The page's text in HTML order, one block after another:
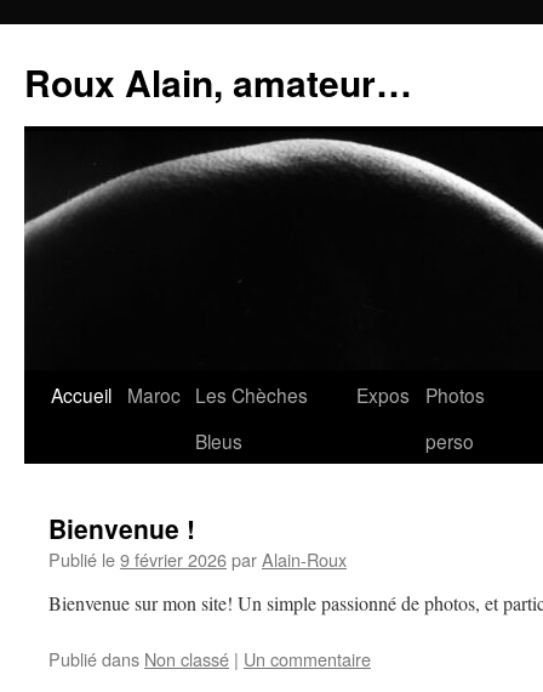
contenu
Roux Alain, amateur…
Accueil Maroc Les Chèches
Bleus
Expos
Photos
perso
Bienvenue !
Publié le9 février 2026parAlain-Roux
Bienvenue sur mon site! Un simple passionné de photos, et
Publié dans Non classé | Un commentaire